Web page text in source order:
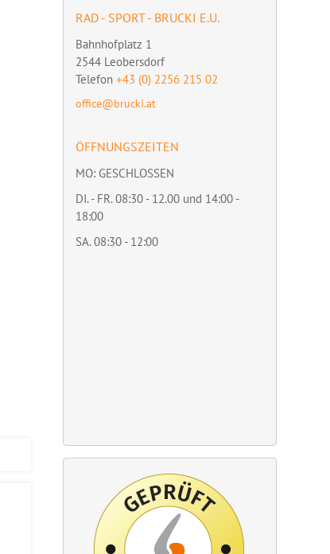
RAD - SPORT - BRUCKI E.U.
Bahnhofplatz 1
2544 Leobersdorf
Telefon +43 (0) 2256 215 02
office@brucki.at
ÖFFNUNGSZEITEN
MO: GESCHLOSSEN
DI. - FR. 08:30 - 12.00 und 14:00 -
18:00
SA. 08:30 - 12:00